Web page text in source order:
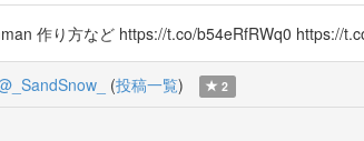
作り方など https://t.co/b54eRfRWq0 https://
(投稿一覧) 2